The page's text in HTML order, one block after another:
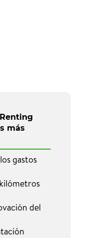
más
gastos
del